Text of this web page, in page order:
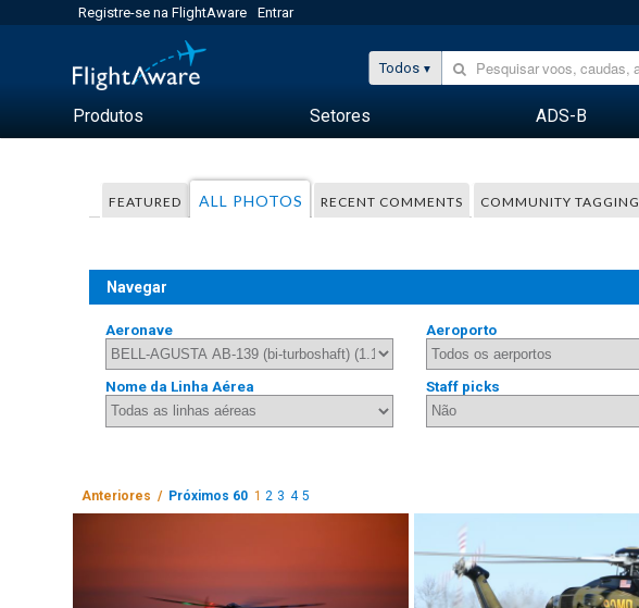
Registre-se na FlightAware Entrar
Todos
Produtos Setores ADS-B
FEATURED ALL PHOTOS RECENT COMMENTS COMMUNITY TAGGING
Navegar
Aeronave Aeroporto
Nome da Linha Aérea Staff picks
Anteriores / Próximos 60 1 2 3 4 5